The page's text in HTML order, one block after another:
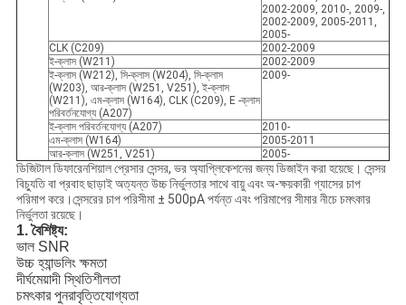
2002-2009, 2010-, 2009-,
2002-2009, 2005-2011,
2005-
CLK (C209)
2002-2009
ই-ক্লাস (W211)
2002-2009
ই-ক্লাস (W212), সি-ক্লাস (W204), সি-ক্লাস
(W203), আর-ক্লাস (W251, V251), ই-ক্লাস
(W211), এম-ক্লাস (W164), CLK (C209), E -ক্লাস
পরিবর্তনযোগ্য (A207)
2009-
ই-ক্লাস পরিবর্তনযোগ্য (A207)
2010-
এম-ক্লাস (W164)
2005-2011
আর-ক্লাস (W251, V251)
2005-
ডিজিটাল ডিফারেনশিয়াল প্রেসার সেন্সর, ভর অ্যাপ্লিকেশনের জন্য ডিজাইন করা হয়েছে। সেন্সর
বিচ্যুতি বা প্রবাহ ছাড়াই অত্যন্ত উচ্চ নির্ভুলতার সাথে বায়ু এবং অ-ক্ষয়কারী গ্যাসের চাপ
পরিমাপ করে।সেন্সরের চাপ পরিসীমা ± 500pA পর্যন্ত এবং পরিমাপের সীমার নীচে চমৎকার
নির্ভুলতা রয়েছে।
1. বৈশিষ্ট্য:
ভাল SNR
উচ্চ হ্যান্ডলিং ক্ষমতা
দীর্ঘমেয়াদী স্থিতিশীলতা
চমৎকার পুনরাবৃত্তিযোগ্যতা